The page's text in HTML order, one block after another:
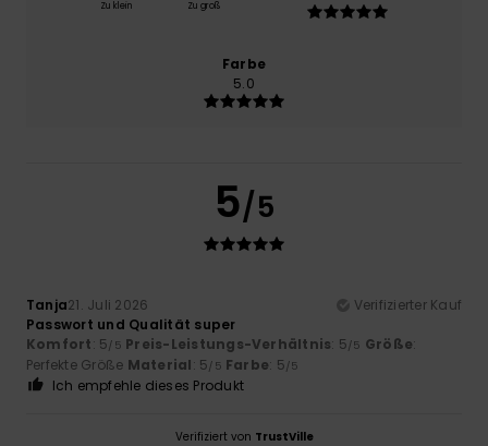
Zu klein Zu groß
Farbe
5.0
5/5
Tanja21. Juli 2026
Verifizierter Kauf
Passwort und Qualität super
Komfort: 5/5 Preis-Leistungs-Verhältnis: 5/5 Größe:
Perfekte Größe Material: 5/5 Farbe: 5/5
Ich empfehle dieses Produkt
Verifiziert von TrustVille